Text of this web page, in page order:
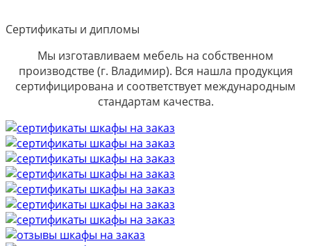
Сертификаты и дипломы
Мы изготавливаем мебель на собственном
производстве (г. Владимир). Вся нашла продукция
сертифицирована и соответствует международным
стандартам качества.